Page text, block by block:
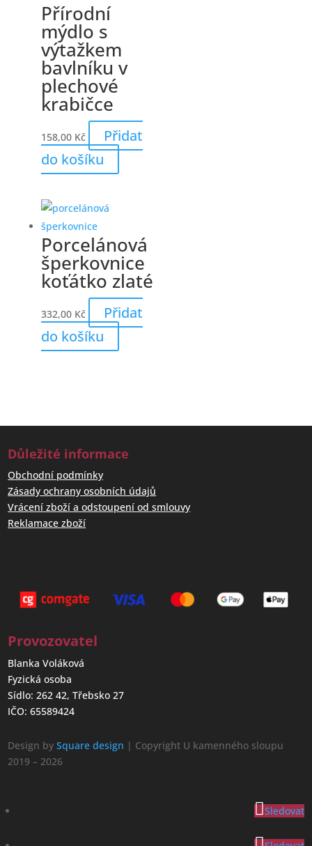
Přírodní
mýdlo s
výtažkem
bavlníku v
plechové
krabičce
158,00 Kč
Přidat
do košíku
Porcelánová
šperkovnice
koťátko zlaté
332,00 Kč
Přidat
do košíku
Důležité informace
Obchodní podmínky
Zásady ochrany osobních údajů
Vrácení zboží a odstoupení od smlouvy
Reklamace zboží
Provozovatel
Blanka Voláková
Fyzická osoba
Sídlo: 262 42, Třebsko 27
IČO: 65589424
Design bySquare design | Copyright U kamenného sloupu
2019 – 2026
Sledovat